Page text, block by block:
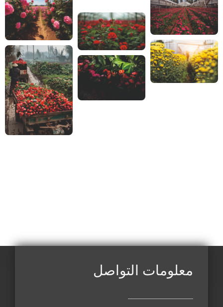
معلومات التواصل